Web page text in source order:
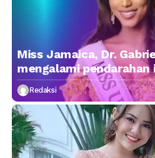
Miss Jamaica, Dr.
mengalami
Redaksi